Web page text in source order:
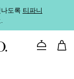
도록 티파니
문의하기